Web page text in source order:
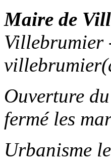
Maire de
Villebrumier
Ouverture
fermé les
Urbanisme